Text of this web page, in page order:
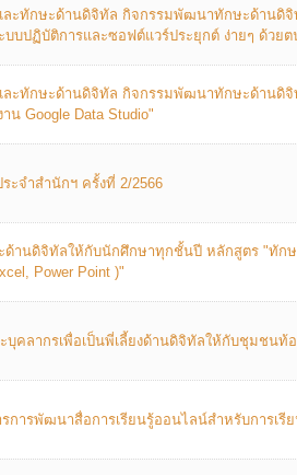
ละทักษะด้านดิจิทัล กิจกรรมพัฒนาทักษะด้านดิ
บปฏิบัติการและซอฟต์แวร์ประยุกต์ ง่ายๆ ด้วยต
ะทักษะด้านดิจิทัล กิจกรรมพัฒนาทักษะด้านดิจิ
น Google Data Studio"
ะจําสํานักฯ ครั้งที่ 2/2566
านดิจิทัลให้กับนักศึกษาทุกชั้นปี หลักสูตร "ทัก
Power Point )"
บุคลากรเพื่อเป็นพี่เลี้ยงด้านดิจิทัลให้กับชุมชนท้
การพัฒนาสื่อการเรียนรู้ออนไลน์สำหรับการเรี